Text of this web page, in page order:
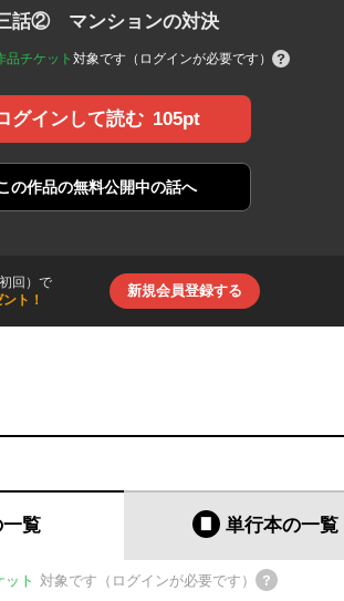
話② マンションの対決
品チケット 対象です（ログインが必要です）
グインして読む 105pt
の作品の無料公開中の話へ
回）で
ト！
新規会員登録する
覧 単行本の一覧
ット 対象です（ログインが必要です）